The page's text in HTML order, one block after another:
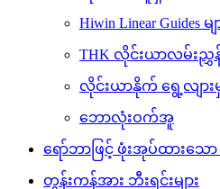
Hiwin Linear Guides မျ
THK လိုင်းယာလမ်းညွှန်
လိုင်းယာနိုက် ရွေ့လျား
ဘောလုံးဝက်အူ
ရော်ဘာဖြင့် ဖုံးအုပ်ထားသော
တွန်းကန်အား ဘီးရင်းများ